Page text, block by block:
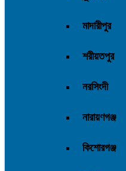
মাদারীপুর
শরীয়তপুর
নরসিংদী
নারায়ণগঞ্জ
কিশোরগঞ্জ